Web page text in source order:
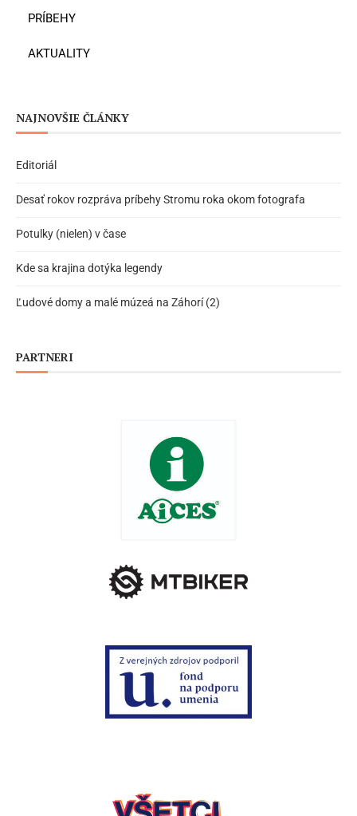
PRÍBEHY
AKTUALITY
NAJNOVŠIE ČLÁNKY
Editoriál
Desať rokov rozpráva príbehy Stromu roka okom fotografa
Potulky (nielen) v čase
Kde sa krajina dotýka legendy
Ľudové domy a malé múzeá na Záhorí (2)
PARTNERI